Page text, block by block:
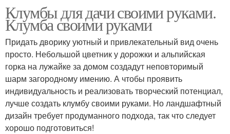
Клумбы для дачи своими руками.
Клумба своими руками
Придать дворику уютный и привлекательный вид очень
просто. Небольшой цветник у дорожки и альпийская
горка на лужайке за домом создадут неповторимый
шарм загородному имению. А чтобы проявить
индивидуальность и реализовать творческий потенциал,
лучше создать клумбу своими руками. Но ландшафтный
дизайн требует продуманного подхода, так что следует
хорошо подготовиться!